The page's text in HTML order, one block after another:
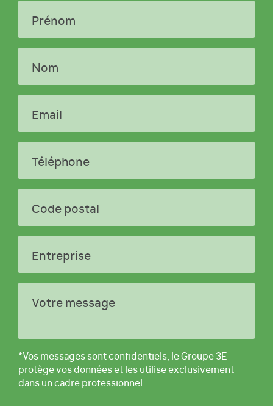
Prénom
Nom
Email
Téléphone
Code postal
Entreprise
Votre message
*Vos messages sont confidentiels, le Groupe 3E
protège vos données et les utilise exclusivement
dans un cadre professionnel.